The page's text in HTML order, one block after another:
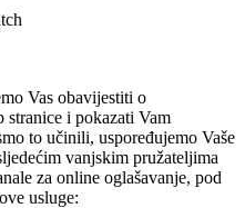
Vas obavijestiti o
stranice i pokazati Vam
to učinili, uspoređujemo Vaše
vanjskim pružateljima
za online oglašavanje, pod
usluge: